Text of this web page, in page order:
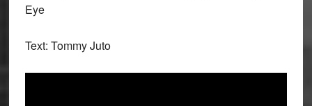
Eye
Text: Tommy Juto